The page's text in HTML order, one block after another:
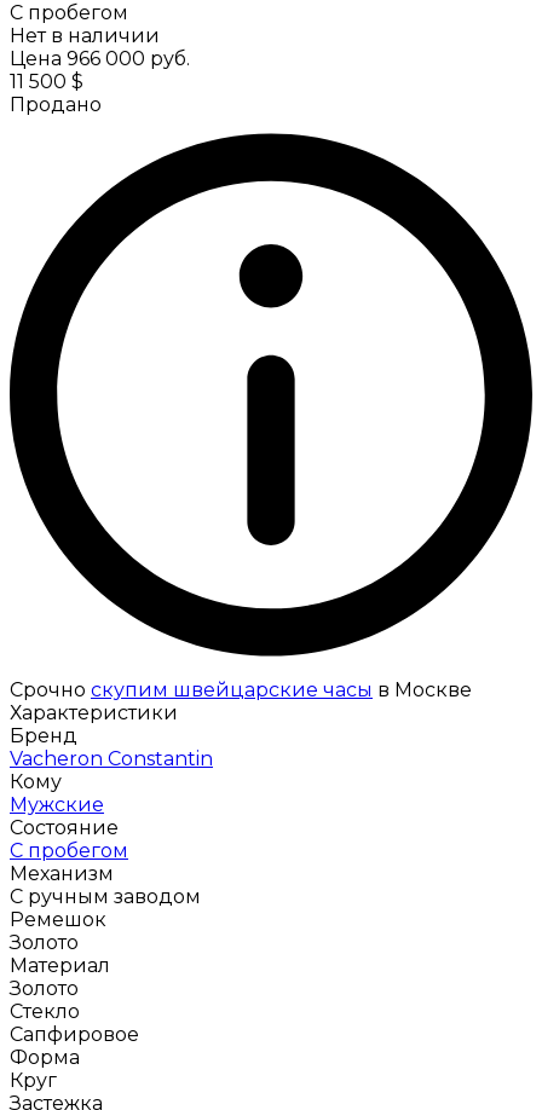
С пробегом
Нет в наличии
Цена 966 000 руб.
11 500 $
Продано
Срочно скупим швейцарские часы в Москве
Характеристики
Бренд
Vacheron Constantin
Кому
Мужские
Состояние
С пробегом
Механизм
С ручным заводом
Ремешок
Золото
Материал
Золото
Стекло
Сапфировое
Форма
Круг
Застежка